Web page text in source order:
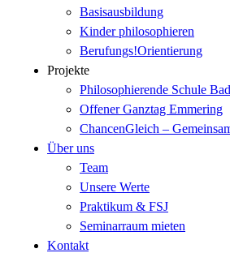
Basisausbildung
Kinder philosophieren
Berufungs!Orientierung
Projekte
Philosophierende Schule
Offener Ganztag Emmering
ChancenGleich –
Über uns
Team
Unsere Werte
Praktikum & FSJ
Seminarraum mieten
Kontakt